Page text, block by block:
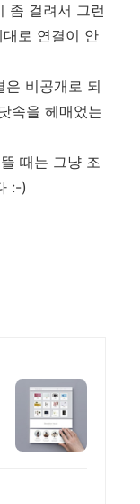
좀 걸려서 그런
로 연결이 안
비공개로 되
속을 헤매었는
때는 그냥 조
:-)